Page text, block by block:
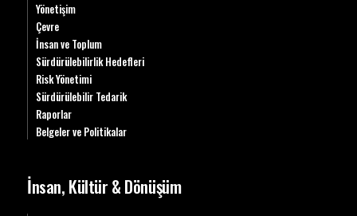
Yönetişim
Çevre
İnsan ve Toplum
Sürdürülebilirlik Hedefleri
Risk Yönetimi
Sürdürülebilir Tedarik
Raporlar
Belgeler ve Politikalar
İnsan, Kültür & Dönüşüm